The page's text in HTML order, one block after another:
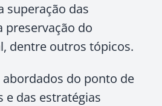
superação das
preservação do
dentre outros tópicos.
do ponto de
e das estratégias